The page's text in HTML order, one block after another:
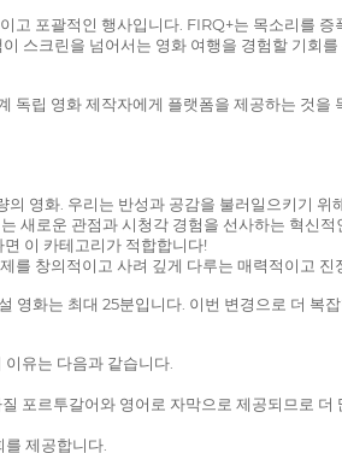
포괄적인 행사입니다. FIRQ+는 목소리를
스크린을 넘어서는 영화 여행을 경험할 기회
립 영화 제작자에게 플랫폼을 제공하는 것
영화. 우리는 반성과 공감을 불러일으키기
새로운 관점과 시청각 경험을 선사하는 혁신
이 카테고리가 적합합니다!
창의적이고 사려 깊게 다루는 매력적이고 진
화는 최대 25분입니다. 이번 변경으로 더 복
유는 다음과 같습니다.
포르투갈어와 영어로 자막으로 제공되므로
를 제공합니다.